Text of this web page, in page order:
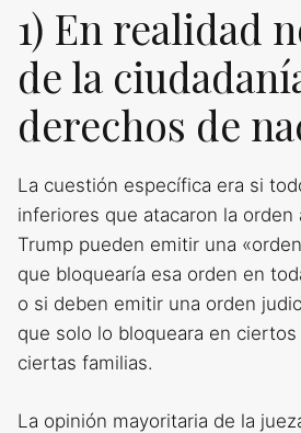
1) En realidad
de la
derechos de
La cuestión específica era si
inferiores que atacaron la
Trump pueden emitir una
que bloquearía esa orden en
o si deben emitir una orden
que solo lo bloqueara en
ciertas familias.
La opinión mayoritaria de la